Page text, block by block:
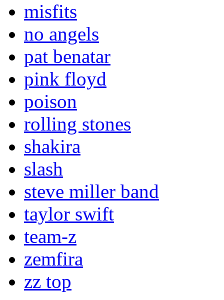
misfits
no angels
pat benatar
pink floyd
poison
rolling stones
shakira
slash
steve miller band
taylor swift
team-z
zemfira
zz top